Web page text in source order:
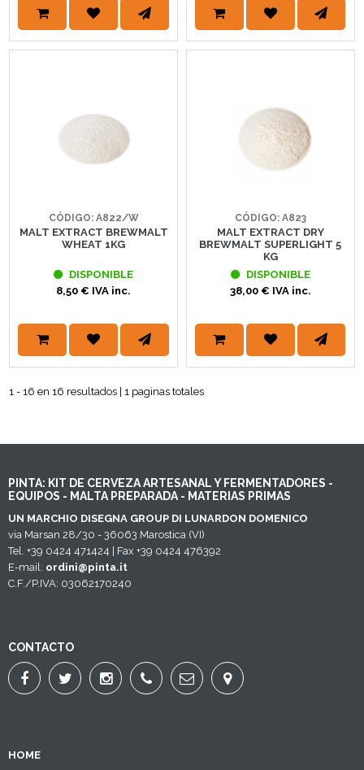
CÓDIGO: A822/W
MALT EXTRACT BREWMALT
WHEAT 1KG
DISPONIBLE
8,50 € IVA inc.
CÓDIGO: A823
MALT EXTRACT DRY
BREWMALT SUPERLIGHT 5
KG
DISPONIBLE
38,00 € IVA inc.
1 - 16 en 16 resultados | 1 paginas totales
PINTA: KIT DE CERVEZA ARTESANAL Y FERMENTADORES -
EQUIPOS - MALTA PREPARADA - MATERIAS PRIMAS
UN MARCHIO DISEGNA GROUP DI LUNARDON DOMENICO
via Marsan 28/30 - 36063 Marostica (VI)
Tel. +39 0424 471424 | Fax +39 0424 476392
E-mail: ordini@pinta.it
C.F./P.IVA: 03062170240
CONTACTO
HOME